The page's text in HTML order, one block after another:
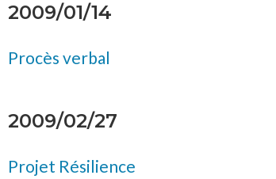
2009/01/14
Procès verbal
2009/02/27
Projet Résilience